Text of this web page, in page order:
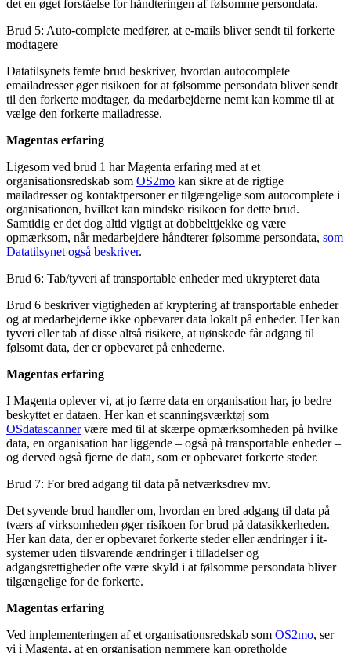
det en øget forståelse for håndteringen af følsomme persondata.
Brud 5: Auto-complete medfører, at e-mails bliver sendt til forkerte
modtagere
Datatilsynets femte brud beskriver, hvordan autocomplete
emailadresser øger risikoen for at følsomme persondata bliver sendt
til den forkerte modtager, da medarbejderne nemt kan komme til at
vælge den forkerte mailadresse.
Magentas erfaring
Ligesom ved brud 1 har Magenta erfaring med at et
organisationsredskab som OS2mo kan sikre at de rigtige
mailadresser og kontaktpersoner er tilgængelige som autocomplete i
organisationen, hvilket kan mindske risikoen for dette brud.
Samtidig er det dog altid vigtigt at dobbelttjekke og være
opmærksom, når medarbejdere håndterer følsomme persondata, som
Datatilsynet også beskriver.
Brud 6: Tab/tyveri af transportable enheder med ukrypteret data
Brud 6 beskriver vigtigheden af kryptering af transportable enheder
og at medarbejderne ikke opbevarer data lokalt på enheder. Her kan
tyveri eller tab af disse altså risikere, at uønskede får adgang til
følsomt data, der er opbevaret på enhederne.
Magentas erfaring
I Magenta oplever vi, at jo færre data en organisation har, jo bedre
beskyttet er dataen. Her kan et scanningsværktøj som
OSdatascannervære med til at skærpe opmærksomheden på hvilke
data, en organisation har liggende – også på transportable enheder –
og derved også fjerne de data, som er opbevaret forkerte steder.
Brud 7: For bred adgang til data på netværksdrev mv.
Det syvende brud handler om, hvordan en bred adgang til data på
tværs af virksomheden øger risikoen for brud på datasikkerheden.
Her kan data, der er opbevaret forkerte steder eller ændringer i it-
systemer uden tilsvarende ændringer i tilladelser og
adgangsrettigheder ofte være skyld i at følsomme persondata bliver
tilgængelige for de forkerte.
Magentas erfaring
Ved implementeringen af et organisationsredskab som OS2mo, ser
vi i Magenta, at en organisation nemmere kan opretholde